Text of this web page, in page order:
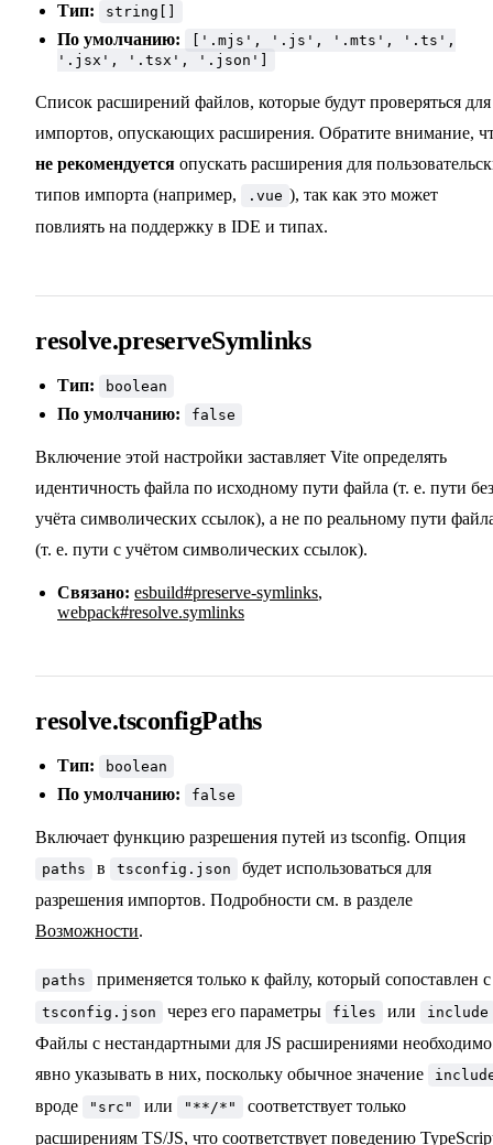
Тип: string[]
По умолчанию:
['.mjs', '.js', '.mts', '.ts',
'.jsx', '.tsx', '.json']
Список расширений файлов, которые будут проверяться для
импортов, опускающих расширения. Обратите внимание,
не рекомендуется опускать расширения для
типов импорта (например,
.vue ), так как это может
повлиять на поддержку в IDE и типах.
resolve.preserveSymlinks
Тип: boolean
По умолчанию: false
Включение этой настройки заставляет Vite определять
идентичность файла по исходному пути файла (т. е. пути без
учёта символических ссылок), а не по реальному пути
(т. е. пути с учётом символических ссылок).
Связано: esbuild#preserve-symlinks,
webpack#resolve.symlinks
resolve.tsconfigPaths
Тип: boolean
По умолчанию: false
Включает функцию разрешения путей из tsconfig. Опция
paths в tsconfig.json
будет использоваться для
разрешения импортов. Подробности см. в разделе
Возможности.
paths применяется только к файлу, который сопоставлен с
tsconfig.json через его параметры files или include
Файлы с нестандартными для JS расширениями необходимо
явно указывать в них, поскольку обычное значение
вроде "src" или "**/*"
соответствует только
расширениям TS/JS, что соответствует поведению